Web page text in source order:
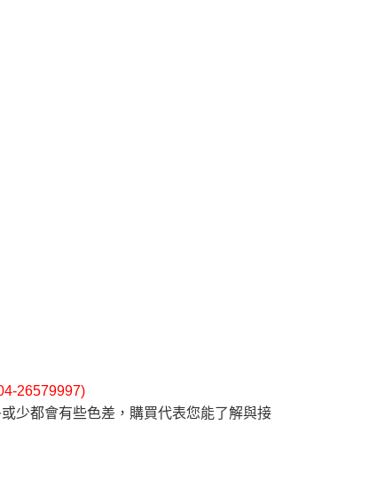
26579997)
少都會有些色差，購買代表您能了解與接